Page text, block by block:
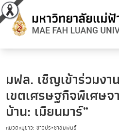
มฟล. เชิญเข้าร่วมง
เขตเศรษฐกิจพิเศษจ
บ้าน: เมียนมาร์”
หมวดหมู่ข่าว: ข่าวประชาสัมพันธ์